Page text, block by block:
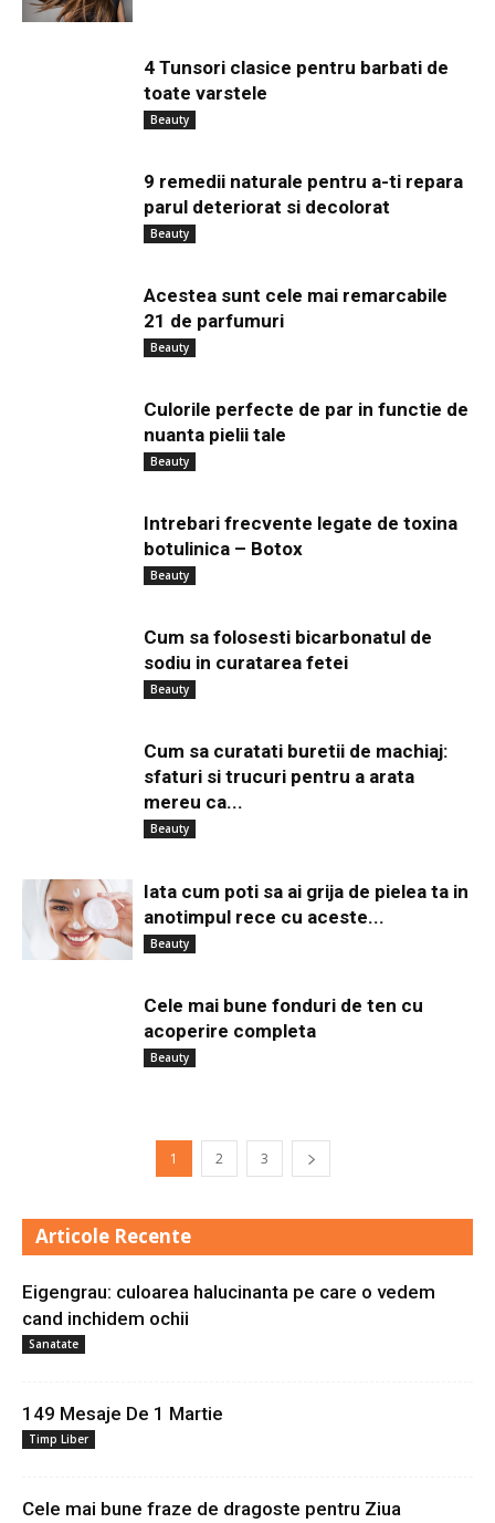
4 Tunsori clasice pentru barbati de
toate varstele
Beauty
9 remedii naturale pentru a-ti repara
parul deteriorat si decolorat
Beauty
Acestea sunt cele mai remarcabile
21 de parfumuri
Beauty
Culorile perfecte de par in functie de
nuanta pielii tale
Beauty
Intrebari frecvente legate de toxina
botulinica – Botox
Beauty
Cum sa folosesti bicarbonatul de
sodiu in curatarea fetei
Beauty
Cum sa curatati buretii de machiaj:
sfaturi si trucuri pentru a arata
mereu ca...
Beauty
Iata cum poti sa ai grija de pielea ta in
anotimpul rece cu aceste...
Beauty
Cele mai bune fonduri de ten cu
acoperire completa
Beauty
1 2 3
Articole Recente
Eigengrau: culoarea halucinanta pe care o vedem
cand inchidem ochii
Sanatate
149 Mesaje De 1 Martie
Timp Liber
Cele mai bune fraze de dragoste pentru Ziua